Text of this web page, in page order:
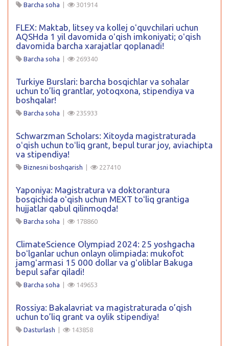
Barcha soha | 301914
FLEX: Maktab, litsey va kollej oʻquvchilari uchun
AQSHda 1 yil davomida oʻqish imkoniyati; oʻqish
davomida barcha xarajatlar qoplanadi!
Barcha soha | 269340
Turkiye Burslari: barcha bosqichlar va sohalar
uchun to’liq grantlar, yotoqxona, stipendiya va
boshqalar!
Barcha soha | 235933
Schwarzman Scholars: Xitoyda magistraturada
oʻqish uchun toʻliq grant, bepul turar joy, aviachipta
va stipendiya!
Biznesni boshqarish | 227410
Yaponiya: Magistratura va doktorantura
bosqichida oʻqish uchun MEXT toʻliq grantiga
hujjatlar qabul qilinmoqda!
Barcha soha | 178860
ClimateScience Olympiad 2024: 25 yoshgacha
boʻlganlar uchun onlayn olimpiada: mukofot
jamgʻarmasi 15 000 dollar va gʻoliblar Bakuga
bepul safar qiladi!
Barcha soha | 149653
Rossiya: Bakalavriat va magistraturada o’qish
uchun to’liq grant va oylik stipendiya!
Dasturlash | 143858